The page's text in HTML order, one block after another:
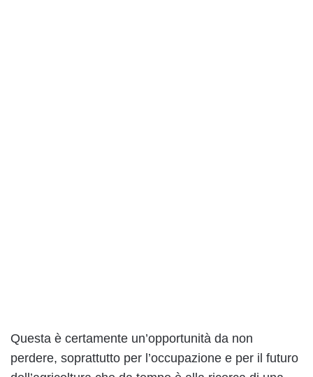
Questa è certamente un’opportunità da non
perdere, soprattutto per l’occupazione e per il futuro